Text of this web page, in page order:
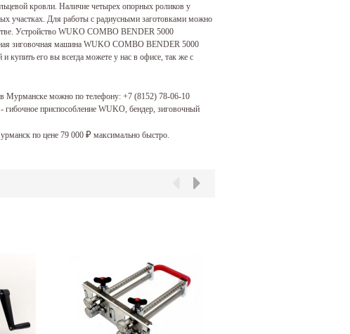
кровли. Наличие четырех опорных роликов у
участках. Для работы с радиусными заготовками можно
Устройство WUKO COMBO BENDER 5000
зиговочная машина WUKO COMBO BENDER 5000
купить его вы всегда можете у нас в офисе, так же с
Мурманске можно по телефону: +7 (8152) 78-06-10
приспособление WUKO, бендер, зиговочный
по цене 79 000 ₽ максимально быстро.